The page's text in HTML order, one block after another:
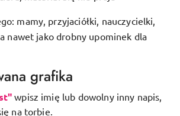
mamy, przyjaciółki, nauczycielki,
nawet jako drobny upominek dla
grafika
wpisz imię lub dowolny inny napis,
na torbie.